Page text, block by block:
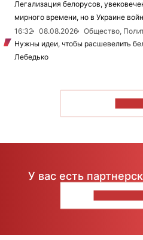
Легализация белорусов,
мирного времени, но в Украине
16:32
08.08.2026
Общество,
Нужны идеи, чтобы расшевелить
Лебедько
У вас есть